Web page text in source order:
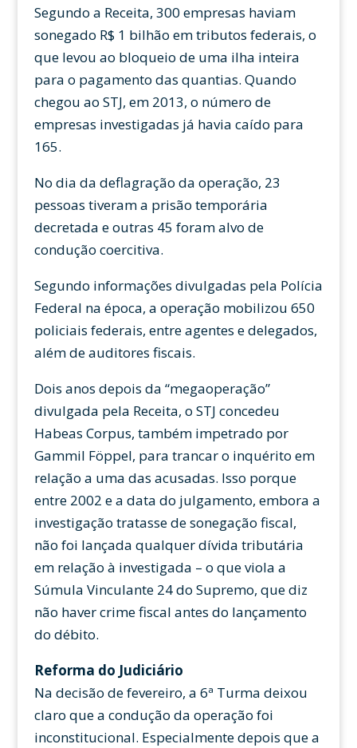
Segundo a Receita, 300 empresas haviam
sonegado R$ 1 bilhão em tributos federais, o
que levou ao bloqueio de uma ilha inteira
para o pagamento das quantias. Quando
chegou ao STJ, em 2013, o número de
empresas investigadas já havia caído para
165.
No dia da deflagração da operação, 23
pessoas tiveram a prisão temporária
decretada e outras 45 foram alvo de
condução coercitiva.
Segundo informações divulgadas pela Polícia
Federal na época, a operação mobilizou 650
policiais federais, entre agentes e delegados,
além de auditores fiscais.
Dois anos depois da “megaoperação”
divulgada pela Receita, o STJ concedeu
Habeas Corpus, também impetrado por
Gammil Föppel, para trancar o inquérito em
relação a uma das acusadas. Isso porque
entre 2002 e a data do julgamento, embora a
investigação tratasse de sonegação fiscal,
não foi lançada qualquer dívida tributária
em relação à investigada – o que viola a
Súmula Vinculante 24 do Supremo, que diz
não haver crime fiscal antes do lançamento
do débito.
Reforma do Judiciário
Na decisão de fevereiro, a 6ª Turma deixou
claro que a condução da operação foi
inconstitucional. Especialmente depois que a